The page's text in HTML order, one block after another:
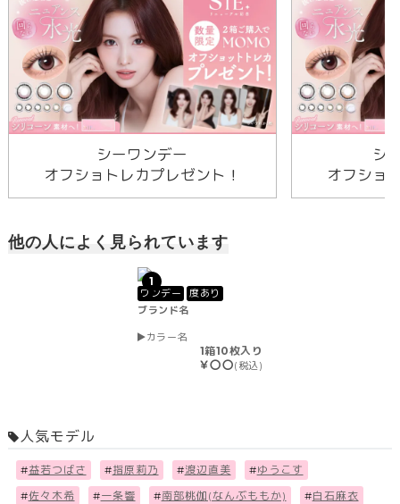
シーワンデー
オフショトレカプレゼント！
シ
オフショ
他の人によく見られています
1
ワンデー
度あり
ブランド名
カラー名
1箱10枚入り
￥〇〇(税込)
人気モデル
#益若つばさ #指原莉乃 #渡辺直美 #ゆうこす
#佐々木希 #一条響 #南部桃伽(なんぶももか) #白石麻衣